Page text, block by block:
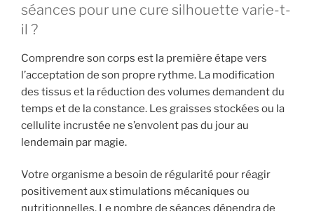
séances pour une cure silhouette varie-t-
il ?
Comprendre son corps est la première étape vers
l’acceptation de son propre rythme. La modification
des tissus et la réduction des volumes demandent du
temps et de la constance. Les graisses stockées ou la
cellulite incrustée ne s’envolent pas du jour au
lendemain par magie.
Votre organisme a besoin de régularité pour réagir
positivement aux stimulations mécaniques ou
nutritionnelles. Le nombre de séances dépendra de